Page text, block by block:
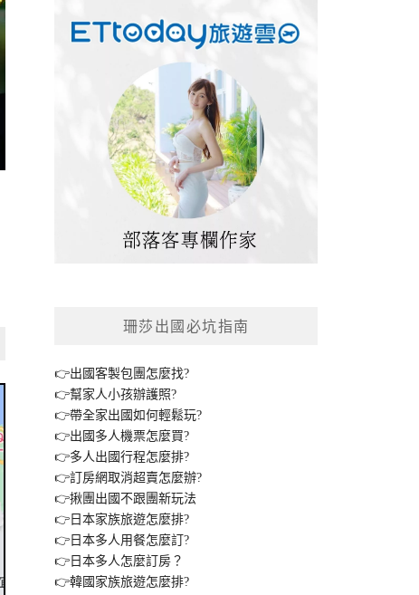
珊莎出國必坑指南
👉出國客製包團怎麼找?
👉幫家人小孩辦護照?
👉帶全家出國如何輕鬆玩?
👉出國多人機票怎麼買?
👉多人出國行程怎麼排?
👉訂房網取消超賣怎麼辦?
👉揪團出國不跟團新玩法
👉日本家族旅遊怎麼排?
👉日本多人用餐怎麼訂?
👉日本多人怎麼訂房？
👉韓國家族旅遊怎麼排?